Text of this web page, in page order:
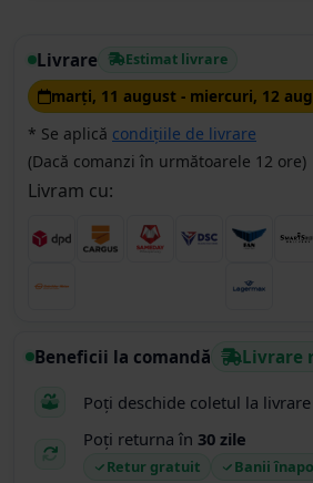
Livrare Estimat livrare
marţi, 11 august - miercuri, 12
* Se aplică condițiile de livrare
(Dacă comanzi în următoarele 12 ore)
Livram cu:
Beneficii la comandă Livrare
Poți deschide coletul la livrare
Poți returna în 30 zile
Retur gratuit Banii